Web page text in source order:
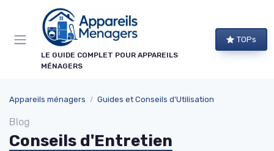
LE GUIDE COMPLET POUR APPAREILS
MÉNAGERS
TOPs
Appareils ménagers Guides et Conseils d'Utilisation
Blog
Conseils d'Entretien
Panneau de gestion des cookies